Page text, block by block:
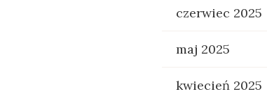
czerwiec 2025
maj 2025
kwiecień 2025